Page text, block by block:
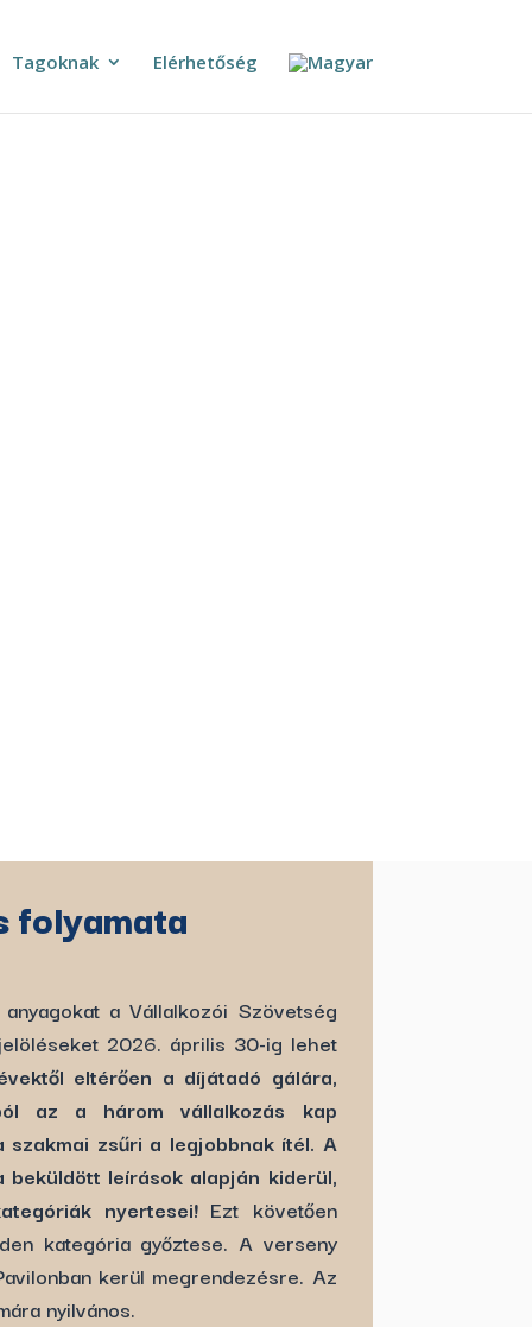
Tagoknak Elérhetőség
folyamata
a Vállalkozói Szövetség
2026. április 30-ig lehet
eltérően a díjátadó gálára,
az a három vállalkozás kap
szakmai zsűri a legjobbnak ítél. A
beküldött leírások alapján kiderül,
nyertesei! Ezt követően
kategória győztese. A verseny
kerül megrendezésre. Az
nyilvános.